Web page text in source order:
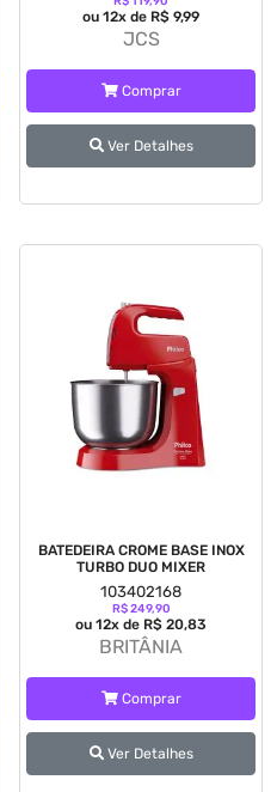
ou 12x de R$ 9,99
JCS
Comprar
Ver Detalhes
BATEDEIRA CROME BASE INOX
TURBO DUO MIXER
103402168
R$ 249,90
ou 12x de R$ 20,83
BRITÂNIA
Comprar
Ver Detalhes